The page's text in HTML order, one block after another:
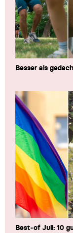
Besser als
Best-of Juli: 10